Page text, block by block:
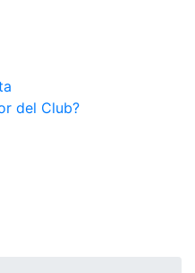
del Club?